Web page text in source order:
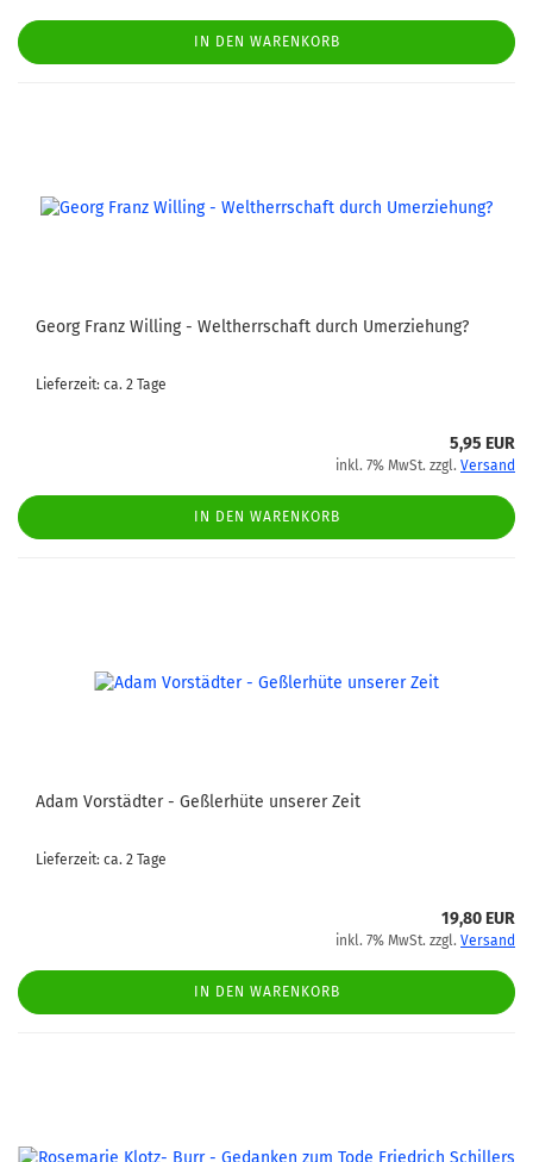
IN DEN WARENKORB
Georg Franz Willing - Weltherrschaft durch Umerziehung?
Lieferzeit: ca. 2 Tage
5,95 EUR
inkl. 7% MwSt. zzgl. Versand
IN DEN WARENKORB
Adam Vorstädter - Geßlerhüte unserer Zeit
Lieferzeit: ca. 2 Tage
19,80 EUR
inkl. 7% MwSt. zzgl. Versand
IN DEN WARENKORB